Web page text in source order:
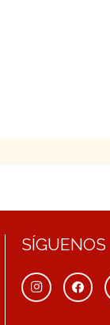
SÍGUENOS